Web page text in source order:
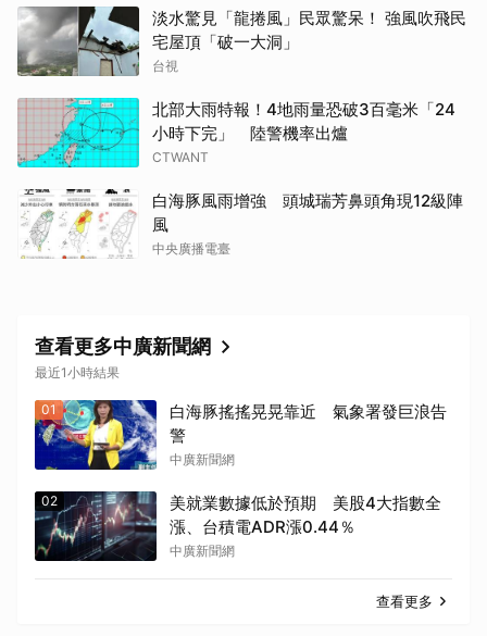
淡水驚見「龍捲風」民眾驚呆！ 強風吹飛民
宅屋頂「破一大洞」
台視
北部大雨特報！4地雨量恐破3百毫米「24
小時下完」 陸警機率出爐
CTWANT
白海豚風雨增強 頭城瑞芳鼻頭角現12級陣
風
中央廣播電臺
查看更多中廣新聞網
最近1小時結果
01
白海豚搖搖晃晃靠近 氣象署發巨浪告
警
中廣新聞網
02
美就業數據低於預期 美股4大指數全
漲、台積電ADR漲0.44％
中廣新聞網
查看更多